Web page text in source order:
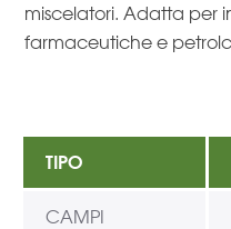
miscelatori. Adatta per
farmaceutiche e
TIPO
CAMPI